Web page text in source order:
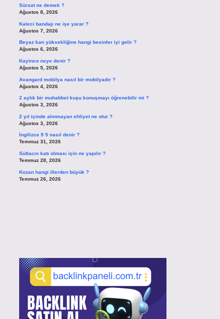
Sürsat ne demek ?
Ağustos 8, 2026
Kaleci bandajı ne işe yarar ?
Ağustos 7, 2026
Beyaz kan yüksekliğine hangi besinler iyi gelir ?
Ağustos 6, 2026
Kayinco neye denir ?
Ağustos 5, 2026
Avangard mobilya nasıl bir mobilyadır ?
Ağustos 4, 2026
2 aylık bir muhabbet kuşu konuşmayı öğrenebilir mi ?
Ağustos 3, 2026
2 yıl içinde alınmayan ehliyet ne olur ?
Ağustos 3, 2026
İngilizce 9 5 nasıl denir ?
Temmuz 31, 2026
Sütlacın katı olması için ne yapılır ?
Temmuz 28, 2026
Kozan hangi illerden büyük ?
Temmuz 26, 2026